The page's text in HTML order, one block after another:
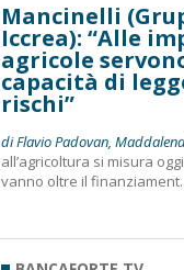
Mancinelli
Iccrea): “Alle
agricole
capacità di
rischi”
di Flavio Padovan,
all’agricoltura si misura
vanno oltre il